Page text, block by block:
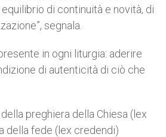
di continuità e novità, di
segnala.
in ogni liturgia: aderire
di autenticità di ciò che
preghiera della Chiesa (lex
della fede (lex credendi)